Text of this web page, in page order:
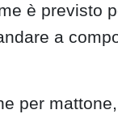
è previsto
a
per